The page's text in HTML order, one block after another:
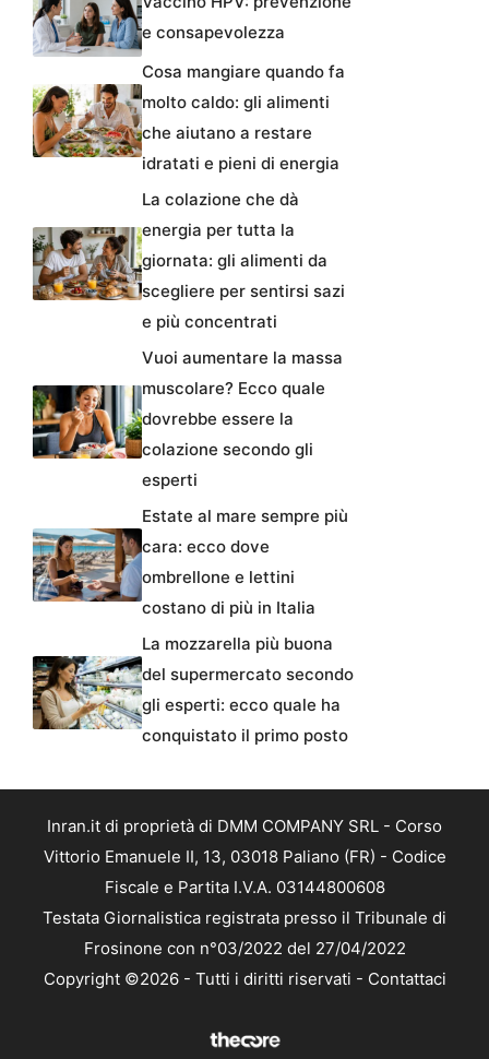
e consapevolezza
Cosa mangiare quando fa
molto caldo: gli alimenti
che aiutano a restare
idratati e pieni di energia
La colazione che dà
energia per tutta la
giornata: gli alimenti da
scegliere per sentirsi sazi
e più concentrati
Vuoi aumentare la massa
muscolare? Ecco quale
dovrebbe essere la
colazione secondo gli
esperti
Estate al mare sempre più
cara: ecco dove
ombrellone e lettini
costano di più in Italia
La mozzarella più buona
del supermercato secondo
gli esperti: ecco quale ha
conquistato il primo posto
Inran.it di proprietà di DMM COMPANY SRL - Corso
Vittorio Emanuele II, 13, 03018 Paliano (FR) - Codice
Fiscale e Partita I.V.A. 03144800608
Testata Giornalistica registrata presso il Tribunale di
Frosinone con n°03/2022 del 27/04/2022
Copyright ©2026 - Tutti i diritti riservati - Contattaci